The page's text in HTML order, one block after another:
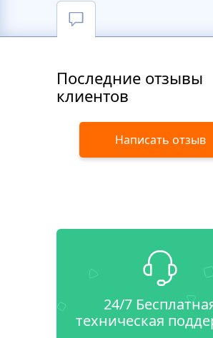
Последние отзывы
клиентов
Написать отзыв
24/7
техническая